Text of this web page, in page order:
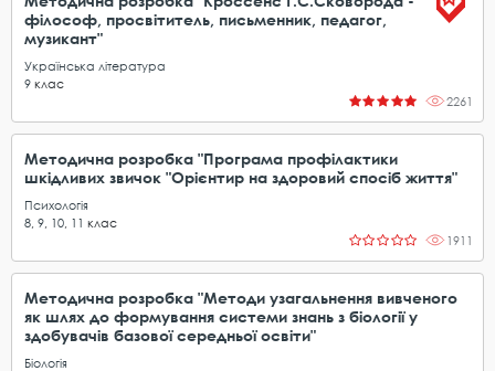
філософ, просвітитель, письменник, педагог,
музикант"
Українська література
9 клас
2261
Методична розробка "Програма профілактики
шкідливих звичок "Орієнтир на здоровий спосіб життя"
Психологія
8 9 10 11 клас
1911
Методична розробка "Методи узагальнення вивченого
як шлях до формування системи знань з біології у
здобувачів базової середньої освіти"
Біологія